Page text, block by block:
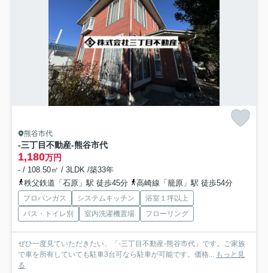
熊谷市代
‐三丁目不動産-熊谷市代
1,180万円
- / 108.50㎡ / 3LDK /築33年
秩父鉄道「石原」駅 徒歩45分
高崎線「籠原」駅 徒歩54分
プロパンガス システムキッチン
浴室１坪以上
バス・トイレ別
室内洗濯機置場 フローリング
ぜひ一度見ていただきたい、「‐三丁目不動産-熊谷市代」です。ご家族
で車を所有していても駐車3台可なら駐車が可能です。価格... もっと見
る